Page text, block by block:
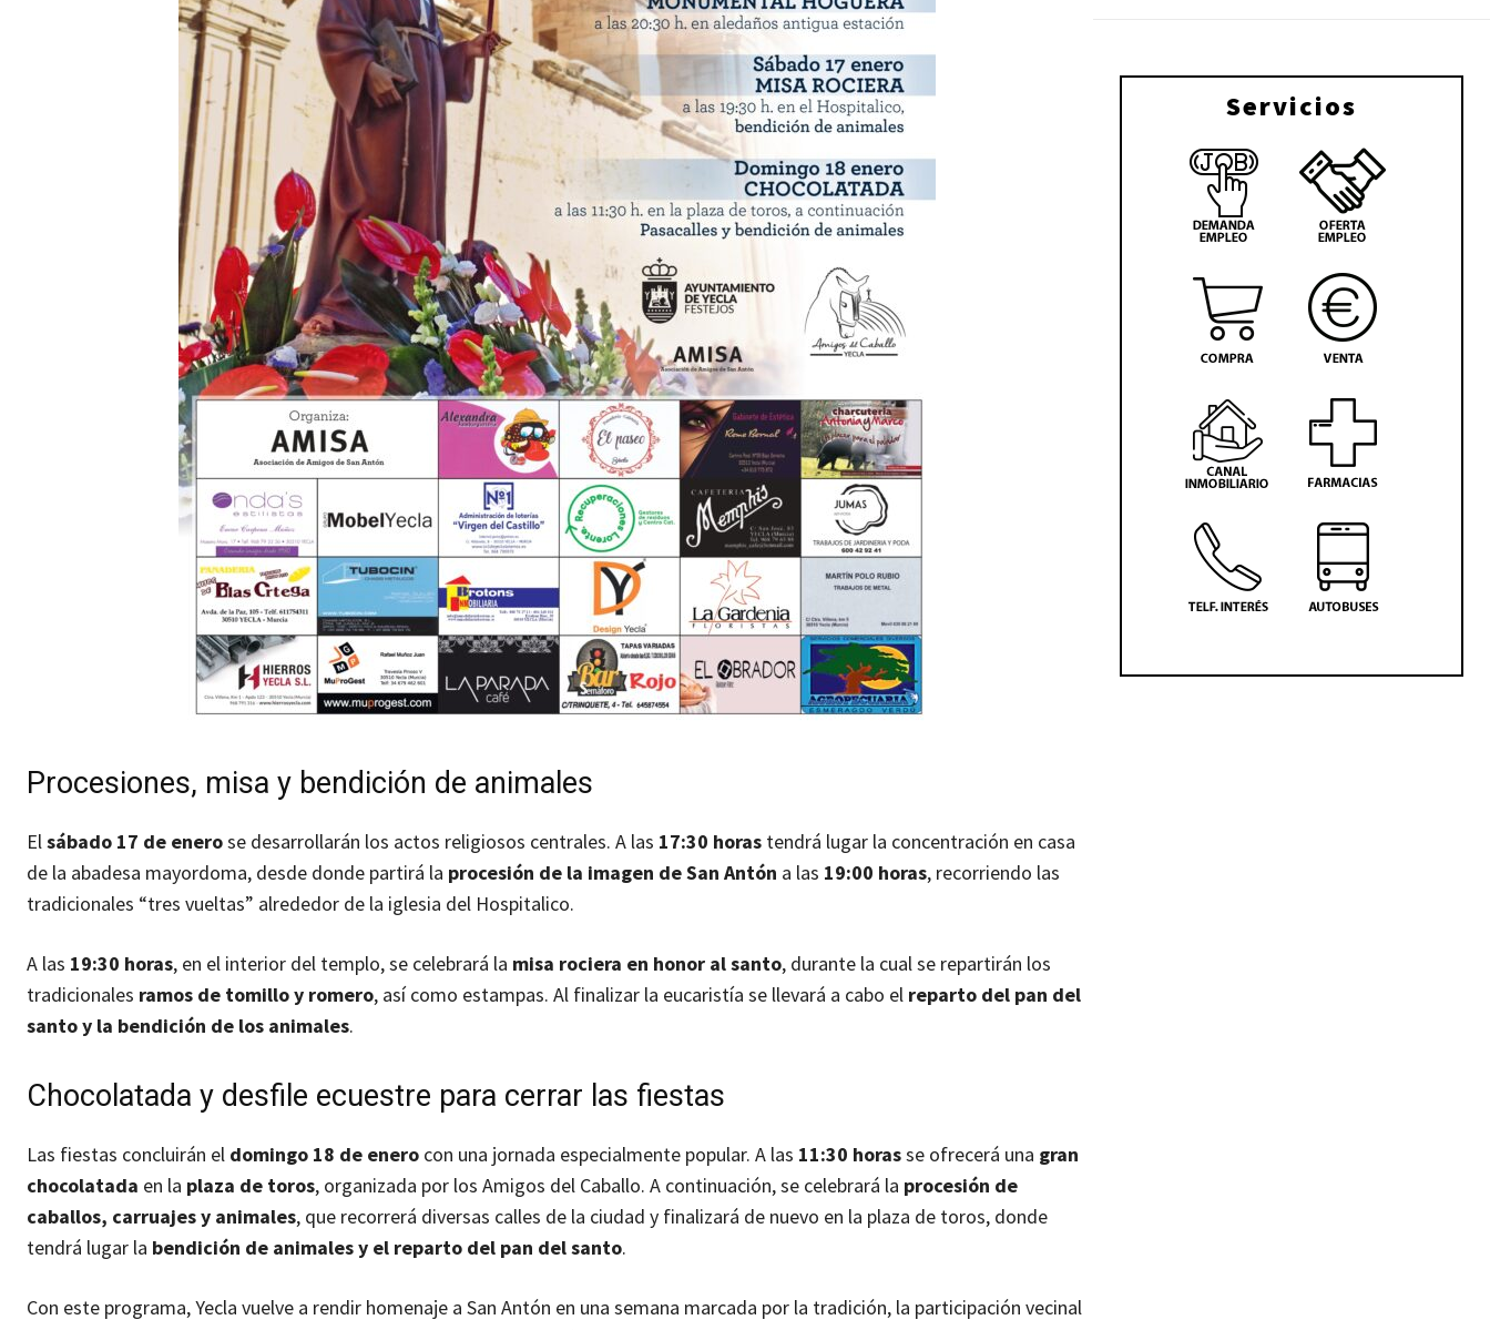
Procesiones, misa y bendición de animales
Elsábado 17 de enerose desarrollarán los actos religiosos centrales. A las 17:30 horas tendrá lugar la concentración en casa
de la abadesa mayordoma, desde donde partirá la procesión de la imagen de San Antón a las 19:00 horas, recorriendo las
tradicionales “tres vueltas” alrededor de la iglesia del Hospitalico.
A las 19:30 horas, en el interior del templo, se celebrará la misa rociera en honor al santo, durante la cual se repartirán los
tradicionales ramos de tomillo y romero, así como estampas. Al finalizar la eucaristía se llevará a cabo el reparto del pan del
santo y la bendición de los animales.
Chocolatada y desfile ecuestre para cerrar las fiestas
Las fiestas concluirán el domingo 18 de enero con una jornada especialmente popular. A las 11:30 horasse ofrecerá una gran
chocolatada en la plaza de toros, organizada por los Amigos del Caballo. A continuación, se celebrará la procesión de
caballos, carruajes y animales, que recorrerá diversas calles de la ciudad y finalizará de nuevo en la plaza de toros, donde
tendrá lugar la bendición de animales y el reparto del pan del santo.
Con este programa, Yecla vuelve a rendir homenaje a San Antón en una semana marcada por la tradición, la participación vecinal
Servicios